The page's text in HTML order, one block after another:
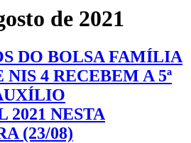
de 2021
DO BOLSA FAMÍLIA
4 RECEBEM A 5ª
2021 NESTA
(23/08)